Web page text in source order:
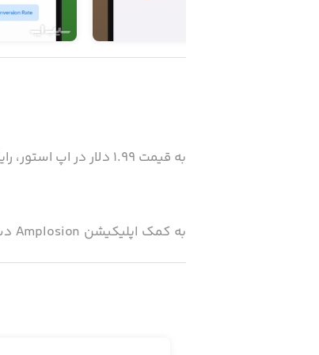
به قیمت ۱.۹۹ دلار در اپ استور، رایگان در سیب‌اپ!